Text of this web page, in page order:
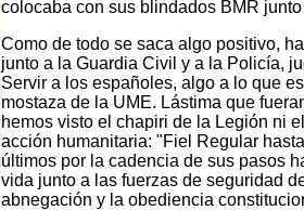
colocaba con sus blindados BMR
Como de todo se saca algo positivo,
junto a la Guardia Civil y a la Policía,
Servir a los españoles, algo a lo que
mostaza de la UME. Lástima que
hemos visto el chapiri de la Legión ni
acción humanitaria: "Fiel Regular
últimos por la cadencia de sus pasos
vida junto a las fuerzas de seguridad
abnegación y la obediencia